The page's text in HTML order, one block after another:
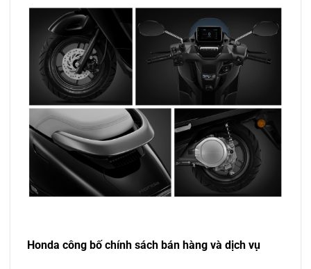
Honda công bố chính sách bán hàng và dịch vụ